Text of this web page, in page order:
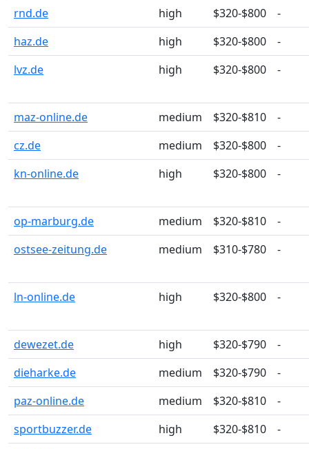
rnd.de
high $320-$800
-
haz.de
high $320-$800
-
lvz.de
high $320-$800 -
maz-online.de medium $320-$810
-
cz.de
medium $320-$800
-
kn-online.de
high $320-$800 -
op-marburg.de medium $320-$810
-
ostsee-zeitung.de
medium $310-$780 -
ln-online.de high $320-$800 -
dewezet.de high $320-$790
-
dieharke.de
medium $320-$790
-
paz-online.de
medium $320-$810
-
sportbuzzer.de
high $320-$810
-